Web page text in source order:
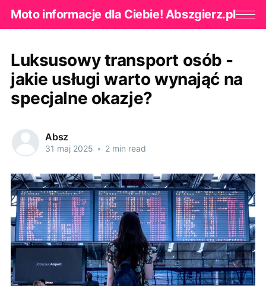
Moto informacje dla Ciebie! Abszgierz.pl
Luksusowy transport osób -
jakie usługi warto wynająć na
specjalne okazje?
Absz
31 maj 2025 • 2 min read